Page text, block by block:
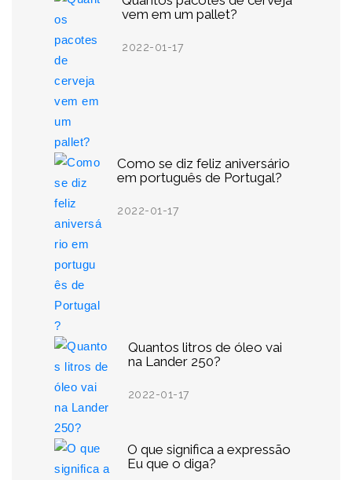
vem em um pallet?
2022-01-17
Como se diz feliz aniversário
em português de Portugal?
2022-01-17
Quantos litros de óleo vai
na Lander 250?
2022-01-17
O que significa a expressão
Eu que o diga?